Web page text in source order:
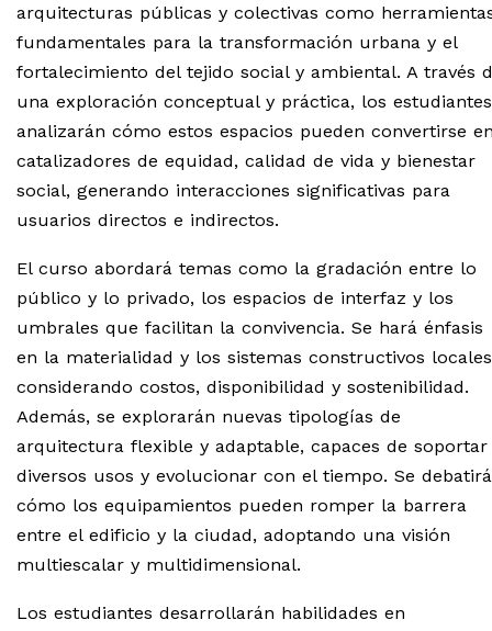
arquitecturas públicas y colectivas como
fundamentales para la transformación urbana y el
fortalecimiento del tejido social y ambiental. A través
una exploración conceptual y práctica, los estudiantes
analizarán cómo estos espacios pueden convertirse
catalizadores de equidad, calidad de vida y bienestar
social, generando interacciones significativas para
usuarios directos e indirectos.
El curso abordará temas como la gradación entre lo
público y lo privado, los espacios de interfaz y los
umbrales que facilitan la convivencia. Se hará énfasis
en la materialidad y los sistemas constructivos
considerando costos, disponibilidad y sostenibilidad.
Además, se explorarán nuevas tipologías de
arquitectura flexible y adaptable, capaces de soportar
diversos usos y evolucionar con el tiempo. Se debatirá
cómo los equipamientos pueden romper la barrera
entre el edificio y la ciudad, adoptando una visión
multiescalar y multidimensional.
Los estudiantes desarrollarán habilidades en